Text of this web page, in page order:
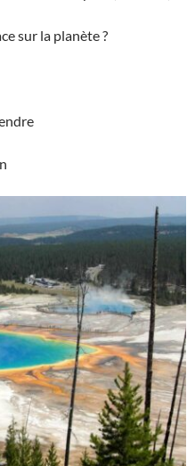
sur la planète ?